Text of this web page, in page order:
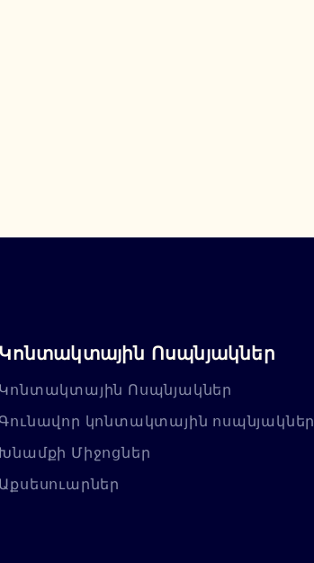
Կոնտակտային Ոսպնյակներ
Կոնտակտային Ոսպնյակներ
կոնտակտային ոսպնյակներ
Խնամքի Միջոցներ
Աքսեսուարներ